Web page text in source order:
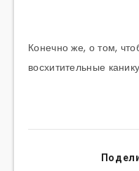
Конечно же, о том,
восхитительные